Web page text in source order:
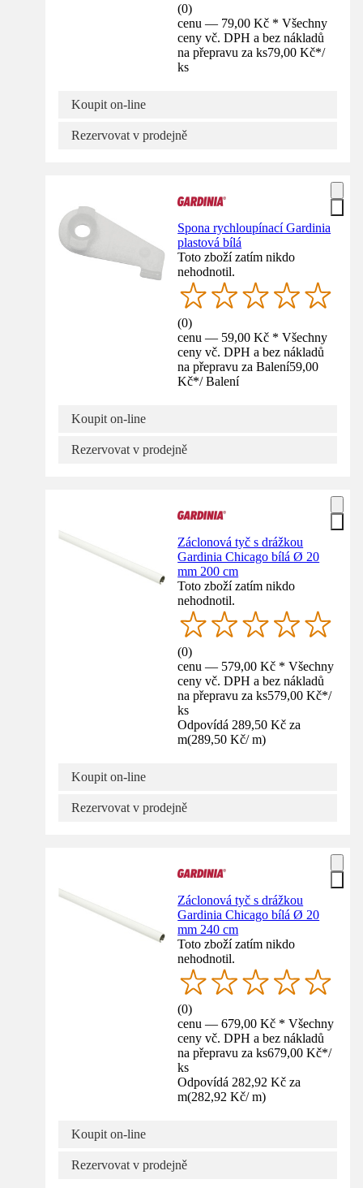
(0)
cenu — 79,00 Kč * Všechny
ceny vč. DPH a bez nákladů
na přepravu za ks79,00 Kč*/
ks
Koupit on-line
Rezervovat v prodejně
Spona rychloupínací Gardinia
plastová bílá
Toto zboží zatím nikdo
nehodnotil.
(0)
cenu — 59,00 Kč * Všechny
ceny vč. DPH a bez nákladů
na přepravu za Balení59,00
Kč*/ Balení
Koupit on-line
Rezervovat v prodejně
Záclonová tyč s drážkou
Gardinia Chicago bílá Ø 20
mm 200 cm
Toto zboží zatím nikdo
nehodnotil.
(0)
cenu — 579,00 Kč * Všechny
ceny vč. DPH a bez nákladů
na přepravu za ks579,00 Kč*/
ks
Odpovídá 289,50 Kč za
m(289,50 Kč/ m)
Koupit on-line
Rezervovat v prodejně
Záclonová tyč s drážkou
Gardinia Chicago bílá Ø 20
mm 240 cm
Toto zboží zatím nikdo
nehodnotil.
(0)
cenu — 679,00 Kč * Všechny
ceny vč. DPH a bez nákladů
na přepravu za ks679,00 Kč*/
ks
Odpovídá 282,92 Kč za
m(282,92 Kč/ m)
Koupit on-line
Rezervovat v prodejně